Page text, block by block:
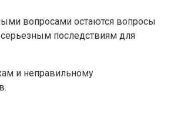
вопросами остаются вопросы
серьезным последствиям для
и неправильному